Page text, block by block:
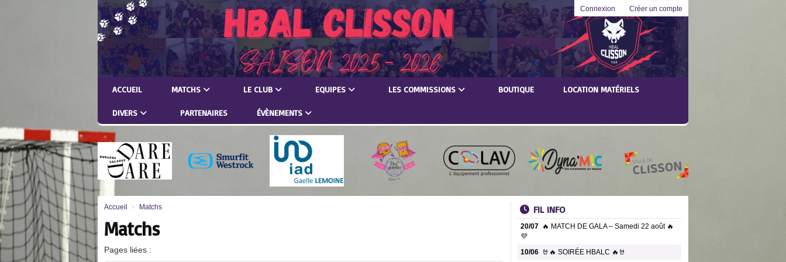
Connexion Créer un compte
ACCUEIL MATCHS LE CLUB EQUIPES LES COMMISSIONS BOUTIQUE LOCATION MATÉRIELS
DIVERS PARTENAIRES ÉVÈNEMENTS
Accueil Matchs
Matchs
Pages liées :
FIL INFO
20/07 🔥 MATCH DE GALA – Samedi 22 août 🔥
💜
10/06 🤘🔥 SOIRÉE HBALC 🔥🤘
Panneau de gestion des cookies